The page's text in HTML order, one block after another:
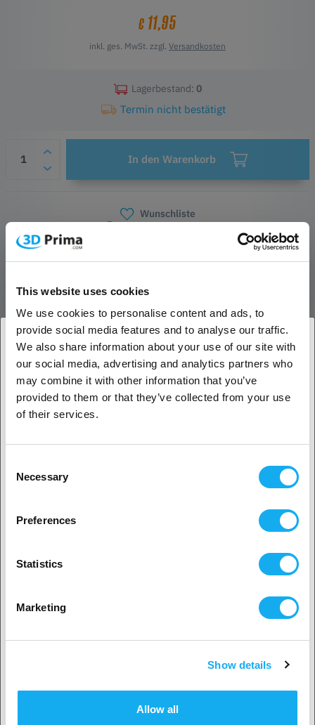
This website uses cookies
We use cookies to personalise content and ads, to
provide social media features and to analyse our traffic.
We also share information about your use of our site with
our social media, advertising and analytics partners who
may combine it with other information that you’ve
provided to them or that they’ve collected from your use
of their services.
Selection
Necessary
Preferences
Statistics
Marketing
Show details
Allow all
€ 11,95
inkl. ges. MwSt. zzgl. Versandkosten
Lagerbestand: 0
Termin nicht bestätigt
In den Warenkorb
Wunschliste
CreatBot - Heiz-Block L
Kaufe dir diesen Heitz-Block L für deinen CreatBot.
BEWERTUNGEN
Artikel
E-Mail*
1. Sind Sie Geschäftskunde oder Privatkunde?
Geschäftskunde
Privatkunde